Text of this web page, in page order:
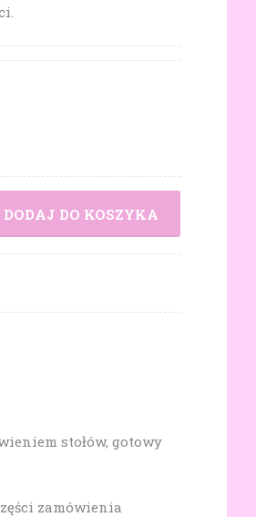
DODAJ DO KOSZYKA
stołów, gotowy
zamówienia